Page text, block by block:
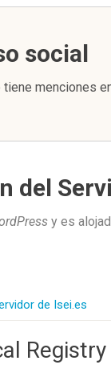
social
menciones
del
y es
de Isei.es
Registry